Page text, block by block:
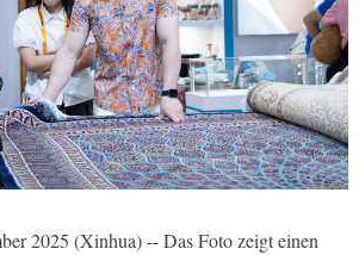
2025 (Xinhua) -- Das Foto zeigt einen